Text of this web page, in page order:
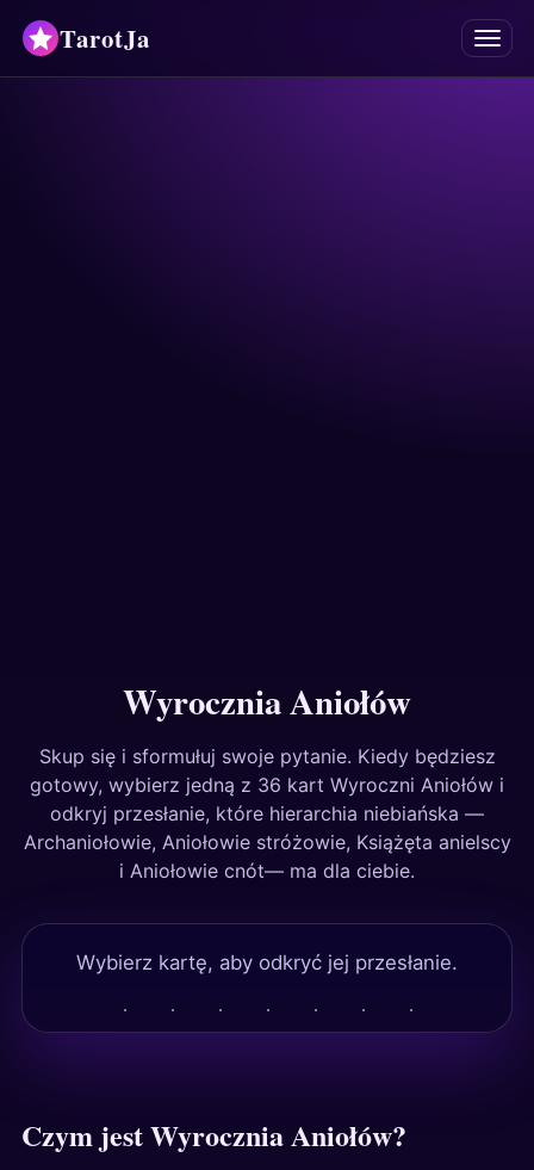
TarotJa Menu
Wyrocznia Aniołów
Skup się i sformułuj swoje pytanie. Kiedy będziesz
gotowy, wybierz jedną z 36 kart Wyroczni Aniołów i
odkryj przesłanie, które hierarchia niebiańska —
Archaniołowie, Aniołowie stróżowie, Książęta anielscy
i Aniołowie cnót— ma dla ciebie.
Wybierz kartę, aby odkryć jej przesłanie.
Czym jest Wyrocznia Aniołów?